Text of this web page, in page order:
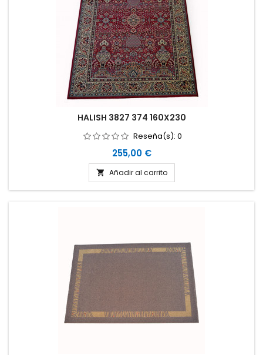
HALISH 3827 374 160X230
Reseña(s): 0
Precio
255,00 €
 Añadir al carrito